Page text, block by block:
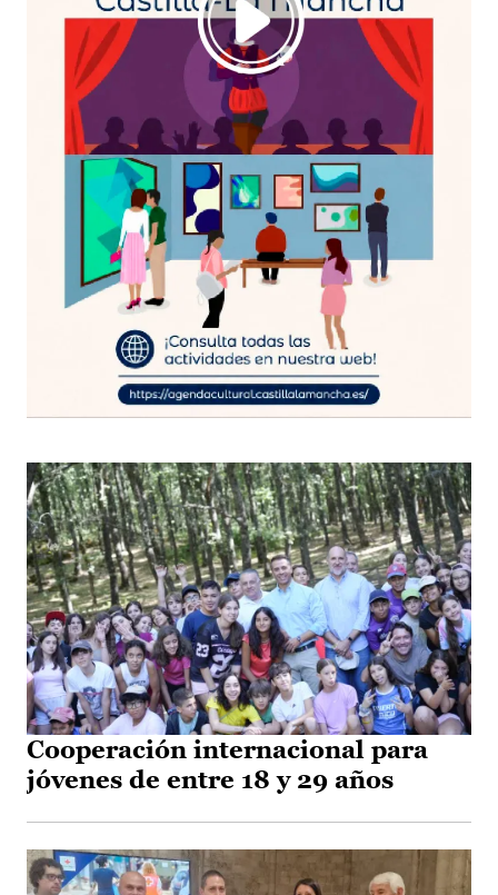
Cooperación internacional para
jóvenes de entre 18 y 29 años